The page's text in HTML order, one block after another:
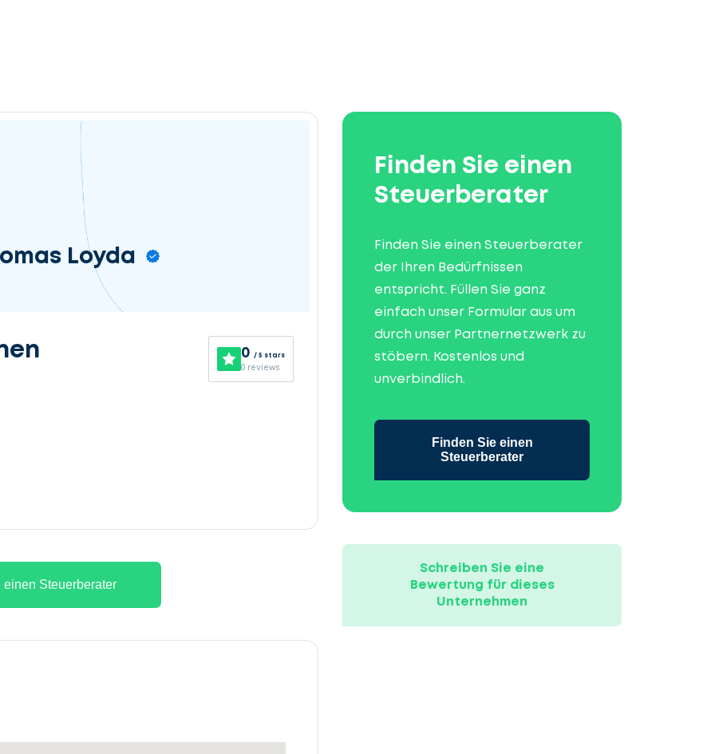
Loyda
0 / 5 stars
0 reviews
einen Steuerberater
Finden Sie einen
Steuerberater
Finden Sie einen Steuerberater
der Ihren Bedürfnissen
entspricht. Füllen Sie ganz
einfach unser Formular aus um
durch unser Partnernetzwerk zu
stöbern. Kostenlos und
unverbindlich.
Finden Sie einen
Steuerberater
Schreiben Sie eine
Bewertung für dieses
Unternehmen